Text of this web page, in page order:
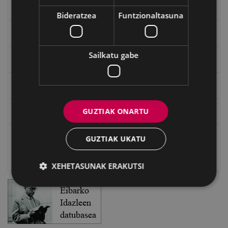
"Gure Herria" aldizkaria
Txostenak eta dokumentuak
Eibarko Bideoteka
Eibarko Fonoteka
Eibarko Idazlanen Datu-basea
Bideratzea Funtzionaltasuna
Sailkatu gabe
GUZTIAK ONARTU
GUZTIAK UKATU
XEHETASUNAK ERAKUTSI